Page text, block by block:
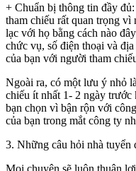
+ Chuẩn bị thông tin đầy
tham chiếu rất quan trọng vì
lạc với họ bằng cách nào
chức vụ, số điện thoại và
của bạn với người tham
Ngoài ra, có một lưu ý nhỏ
chiếu ít nhất 1- 2 ngày
bạn chọn vì bận rộn với
của bạn trong mắt công ty
3. Những câu hỏi nhà tuyển
Mọi chuyện sẽ luôn thuận